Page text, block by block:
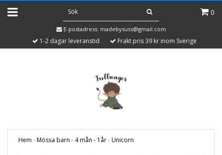
0
E-postadress: madebysuss@gmail.com
1-2 dagar leveranstid Frakt pris 39 kr inom Sverige
Hem › Mössa barn › 4 mån - 1år› Unicorn